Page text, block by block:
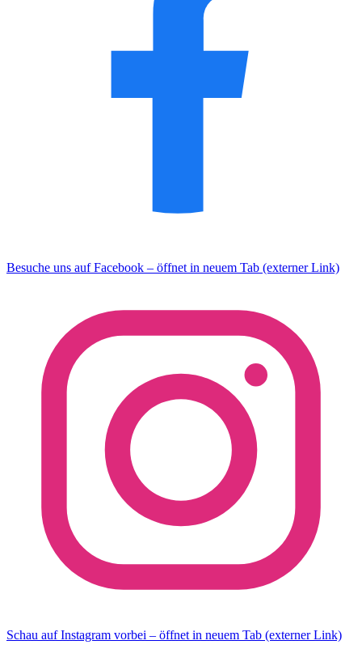
Besuche uns auf Facebook – öffnet in neuem Tab (externer Link)
Schau auf Instagram vorbei – öffnet in neuem Tab (externer Link)